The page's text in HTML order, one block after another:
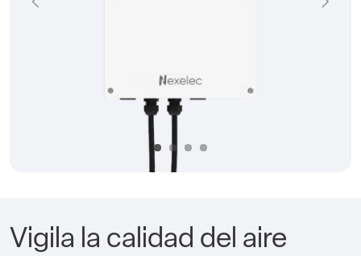
Précédent Suivant
Vigila la calidad del aire